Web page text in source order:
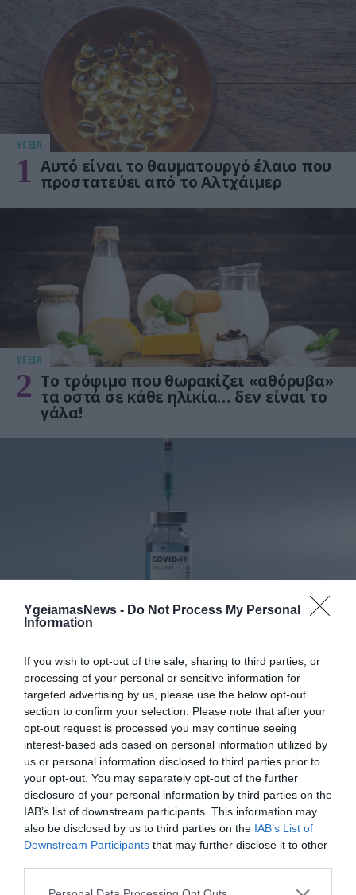
YgeiamasNews - Do Not Process My Personal
Information
If you wish to opt-out of the sale, sharing to third parties, or
processing of your personal or sensitive information for
targeted advertising by us, please use the below opt-out
section to confirm your selection. Please note that after your
opt-out request is processed you may continue seeing
interest-based ads based on personal information utilized by
us or personal information disclosed to third parties prior to
your opt-out. You may separately opt-out of the further
disclosure of your personal information by third parties on the
IAB’s list of downstream participants. This information may
also be disclosed by us to third parties on the IAB’s List of
Downstream Participants that may further disclose it to other
Please note that this website/app uses one or more Google
ΥΓΕΙΑ
1 Αυτό είναι το θαυματουργό έλαιο που
προστατεύει από το Αλτχάιμερ
ΥΓΕΙΑ
2 Το τρόφιμο που θωρακίζει «αθόρυβα»
τα οστά σε κάθε ηλικία… δεν είναι το
γάλα!
3 Ανατροπή δεδομένων στα εμβόλια
mRNA: Οι εμβολιασμένοι πεθαίνουν
KΑΡΔΙΑ
4 Ποιοι είναι οι φυσιολογικοί καρδιακοί
Πότε πρέπει να ανησυχήσετε